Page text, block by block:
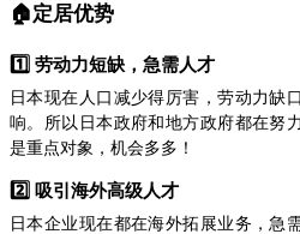
🏠定居优势
1️⃣ 劳动力短缺，急需人才
日本现在人口减少得厉害，劳动力缺
响。所以日本政府和地方政府都在努
是重点对象，机会多多！
2️⃣ 吸引海外高级人才
日本企业现在都在海外拓展业务，急